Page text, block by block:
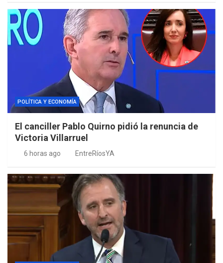
POLÍTICA Y ECONOMÍA
El canciller Pablo Quirno pidió la renuncia de
Victoria Villarruel
6 horas ago EntreRíosYA